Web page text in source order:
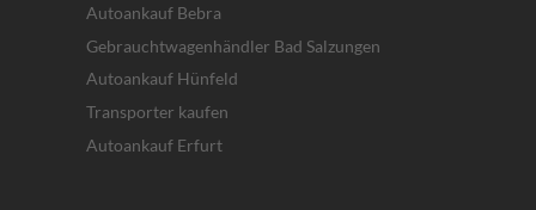
Autoankauf Bebra
Gebrauchtwagenhändler Bad Salzungen
Autoankauf Hünfeld
Transporter kaufen
Autoankauf Erfurt